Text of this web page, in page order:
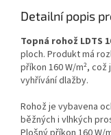
Detailní popis
Topná rohož LDTS
ploch. Produkt má
příkon 160 W/m²,
vyhřívání dlažby.
Rohož je vybavena
běžných i vlhkých